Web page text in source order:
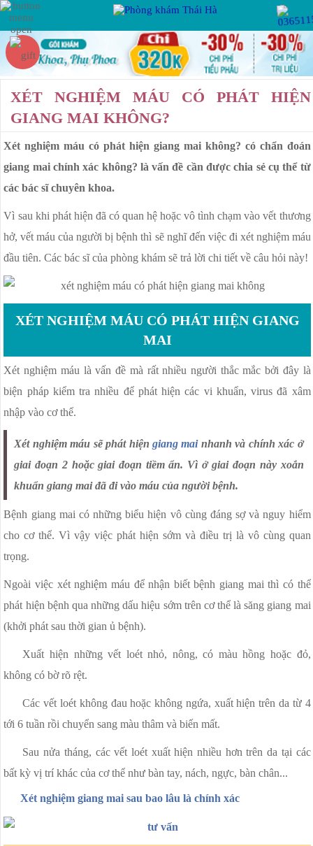
Hotline: Miễn phí tư vấn
PHỤ KHOA
VIÊM PHỤ KHOA
VIÊM VÙNG CHẬU
VIÊM ỐNG DẪN TRỨNG
VIÊM BUỒNG TRỨNG
U XƠ CỔ TỬ CUNG
RỐI LOẠN KINH NGUYỆT
KHÍ HƯ BẤT THƯỜNG
NGỨA ÂM ĐẠO
VÁ MÀNG TRINH
PHÒNG KHÁM PHỤ KHOA
VIÊM CỔ TỬ CUNG
BỆNH XÃ HỘI
GIA ĐÌNH
XÉT NGHIỆM MÁU CÓ PHÁT HIỆN
GIANG MAI KHÔNG?
Xét nghiệm máu có phát hiện giang mai không? có chẩn đoán
giang mai chính xác không? là vấn đề cần được chia sẻ cụ thể từ
các bác sĩ chuyên khoa.
Vì sau khi phát hiện đã có quan hệ hoặc vô tình chạm vào vết thương
hở, vết máu của người bị bệnh thì sẽ nghĩ đến việc đi xét nghiệm máu
đầu tiên. Các bác sĩ của phòng khám sẽ trả lời chi tiết về câu hỏi này!
XÉT NGHIỆM MÁU CÓ PHÁT HIỆN GIANG
MAI
Xét nghiệm máu là vấn đề mà rất nhiều người thắc mắc bởi đây là
biện pháp kiểm tra nhiều để phát hiện các vi khuẩn, virus đã xâm
nhập vào cơ thể.
Xét nghiệm máu sẽ phát hiện giang mainhanh và chính xác ở
giai đoạn 2 hoặc giai đoạn tiềm ẩn. Vì ở giai đoạn này xoắn
khuẩn giang mai đã đi vào máu của người bệnh.
Bệnh giang mai có những biểu hiện vô cùng đáng sợ và nguy hiểm
cho cơ thể. Vì vậy việc phát hiện sớm và điều trị là vô cùng quan
trọng.
Ngoài việc xét nghiệm máu để nhận biết bệnh giang mai thì có thể
phát hiện bệnh qua những dấu hiệu sớm trên cơ thể là săng giang mai
(khởi phát sau thời gian ủ bệnh).
Xuất hiện những vết loét nhỏ, nông, có màu hồng hoặc đỏ,
không có bờ rõ rệt.
Các vết loét không đau hoặc không ngứa, xuất hiện trên da từ 4
tới 6 tuần rồi chuyển sang màu thâm và biến mất.
Sau nửa tháng, các vết loét xuất hiện nhiều hơn trên da tại các
bất kỳ vị trí khác của cơ thể như bàn tay, nách, ngực, bàn chân...
Xét nghiệm giang mai sau bao lâu là chính xác